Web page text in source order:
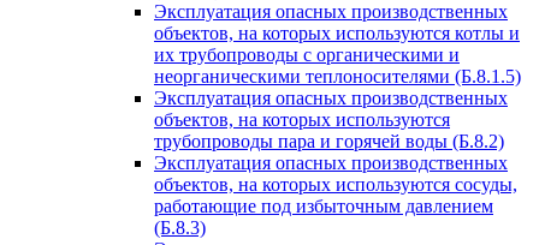
Эксплуатация опасных производственных
объектов, на которых используются котлы и
их трубопроводы с органическими и
неорганическими теплоносителями (Б.8.1.5)
Эксплуатация опасных производственных
объектов, на которых используются
трубопроводы пара и горячей воды (Б.8.2)
Эксплуатация опасных производственных
объектов, на которых используются сосуды,
работающие под избыточным давлением
(Б.8.3)